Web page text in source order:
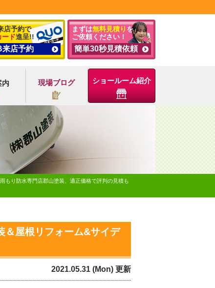
店予約で
ード進呈!!
来店予約
まずは無料見積り を
ご依頼ください！
簡単30秒見積依頼
内 現場ブログ ショールーム紹介
もり防水専門店郡山塗装、適正価格で評判の見積も
屋根リフォーム&サイデ
2021.05.31 (Mon) 更新